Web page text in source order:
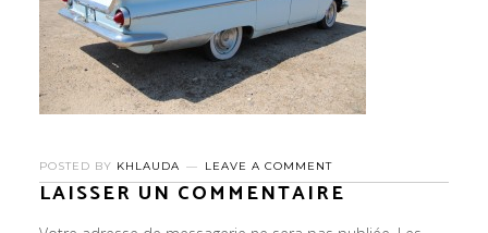
POSTED BY KHLAUDA LEAVE A COMMENT
LAISSER UN COMMENTAIRE